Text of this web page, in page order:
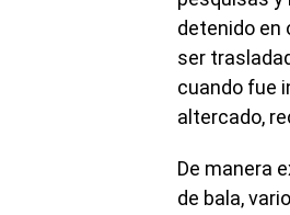
detenido en
ser
cuando fue
altercado,
De manera
de bala,